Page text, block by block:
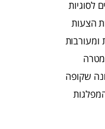
לסוגיות
עשרות הצעות
שקופה
פעילות חברי הכנסת ה-20 והמפלגות